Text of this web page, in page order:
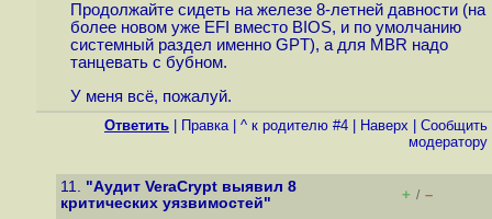
Продолжайте сидеть на железе 8-летней давности (на
более новом уже EFI вместо BIOS, и по умолчанию
системный раздел именно GPT), а для MBR надо
танцевать с бубном.
У меня всё, пожалуй.
Ответить Правка| ^ к родителю #4 Наверх
Cообщить
модератору
11. "Аудит VeraCrypt выявил 8
критических уязвимостей"
+ / –